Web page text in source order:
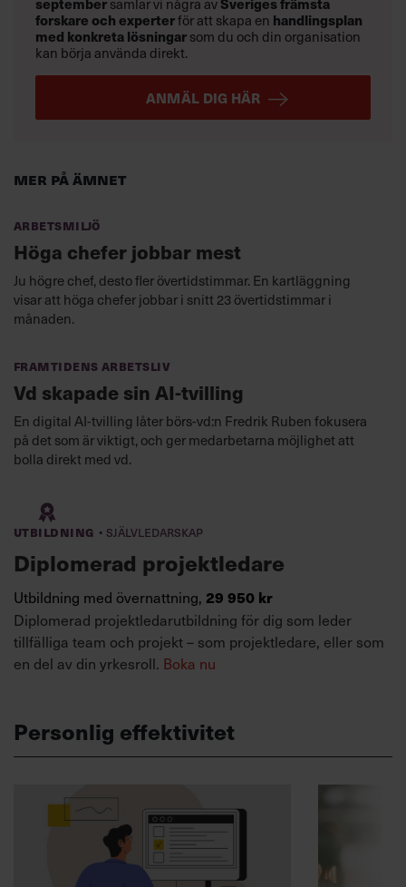
Mer på ämnet
Arbetsmiljö
Höga chefer jobbar mest
Ju högre chef, desto fler övertidstimmar. En kartläggning
visar att höga chefer jobbar i snitt 23 övertidstimmar i
månaden.
Framtidens arbetsliv
Vd skapade sin AI-tvilling
En digital AI-tvilling låter börs-vd:n Fredrik Ruben fokusera
på det som är viktigt, och ger medarbetarna möjlighet att
bolla direkt med vd.
Utbildning · Självledarskap
Diplomerad projektledare
Utbildning med övernattning, 29 950 kr
Diplomerad projektledarutbildning för dig som leder
tillfälliga team och projekt – som projektledare, eller som
en del av din yrkesroll. Boka nu
forskare och experterför att skapa en handlingsplan
med konkreta lösningarsom du och din organisation
kan börja använda direkt.
ANMÄL DIG HÄR
Personlig effektivitet